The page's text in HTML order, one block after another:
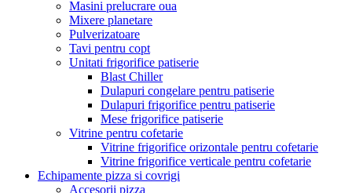
Masini prelucrare oua
Mixere planetare
Pulverizatoare
Tavi pentru copt
Unitati frigorifice patiserie
Blast Chiller
Dulapuri congelare pentru patiserie
Dulapuri frigorifice pentru patiserie
Mese frigorifice patiserie
Vitrine pentru cofetarie
Vitrine frigorifice orizontale pentru cofetarie
Vitrine frigorifice verticale pentru cofetarie
Echipamente pizza si covrigi
Accesorii pizza